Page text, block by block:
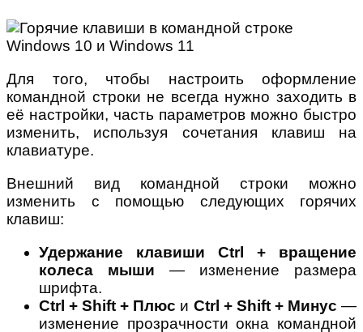
Для того, чтобы настроить оформление
командной строки не всегда нужно заходить в
её настройки, часть параметров можно быстро
изменить, используя сочетания клавиш на
клавиатуре.
Внешний вид командной строки можно
изменить с помощью следующих горячих
клавиш:
Удержание клавиши Ctrl + вращение
колеса мыши — изменение размера
шрифта.
Ctrl + Shift + Плюс и Ctrl + Shift + Минус —
изменение прозрачности окна командной